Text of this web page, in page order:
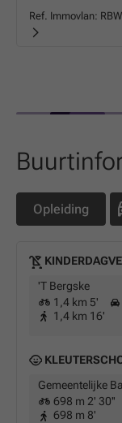
Ref. Immovlan:
Opleiding
'T Bergske
1,4 km 5'
1,4 km 16'
Gemeentelijke
698 m 2' 30''
698 m 8'